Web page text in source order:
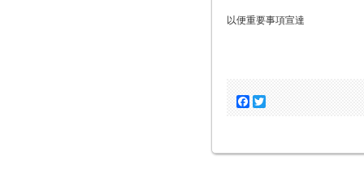
以便重要事項宣達
Facebook